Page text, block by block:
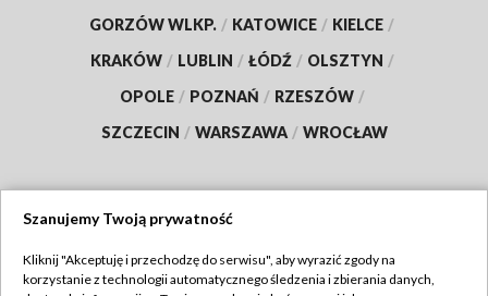
GORZÓW WLKP. / KATOWICE / KIELCE /
KRAKÓW / LUBLIN / ŁÓDŹ / OLSZTYN /
OPOLE / POZNAŃ / RZESZÓW /
SZCZECIN / WARSZAWA / WROCŁAW
TVP
Szanujemy Twoją prywatność
Kliknij "Akceptuję i przechodzę do serwisu", aby wyrazić zgody na
korzystanie z technologii automatycznego śledzenia i zbierania danych,